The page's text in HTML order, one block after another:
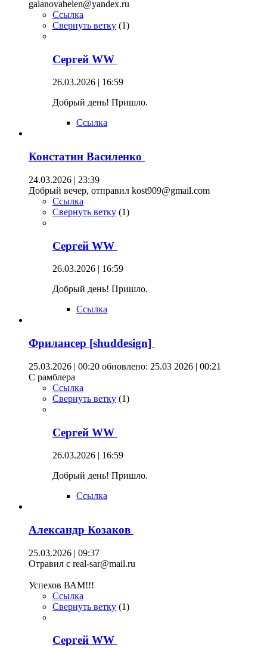
galanovahelen@yandex.ru
Ссылка
Свернуть ветку (1)
Сергей WW
26.03.2026 | 16:59
Добрый день! Пришло.
Ссылка
Констатин Василенко
24.03.2026 | 23:39
Добрый вечер, отправил kost909@gmail.com
Ссылка
Свернуть ветку (1)
Сергей WW
26.03.2026 | 16:59
Добрый день! Пришло.
Ссылка
Фрилансер [shuddesign]
25.03.2026 | 00:20 обновлено: 25.03 2026 | 00:21
С рамблера
Ссылка
Свернуть ветку (1)
Сергей WW
26.03.2026 | 16:59
Добрый день! Пришло.
Ссылка
Александр Козаков
25.03.2026 | 09:37
Отравил с real-sar@mail.ru
Успехов ВАМ!!!
Ссылка
Свернуть ветку (1)
Сергей WW